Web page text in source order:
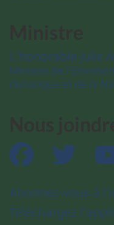
L’honorable Julie
Ministre de
climatique et de la
Facebook
Abonnez-vous à
Téléchargez